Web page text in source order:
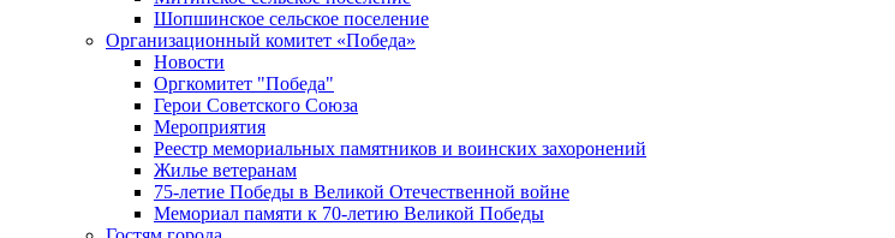
Шопшинское сельское поселение
Организационный комитет «Победа»
Новости
Оргкомитет "Победа"
Герои Советского Союза
Мероприятия
Реестр мемориальных памятников и воинских захоронений
Жилье ветеранам
75-летие Победы в Великой Отечественной войне
Мемориал памяти к 70-летию Великой Победы